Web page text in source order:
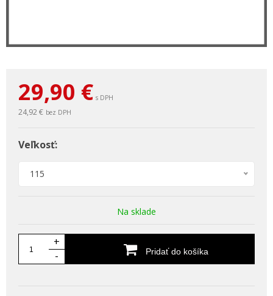
29,90 € s DPH
24,92 € bez DPH
Veľkosť:
115
Na sklade
+
-
Pridať do košíka